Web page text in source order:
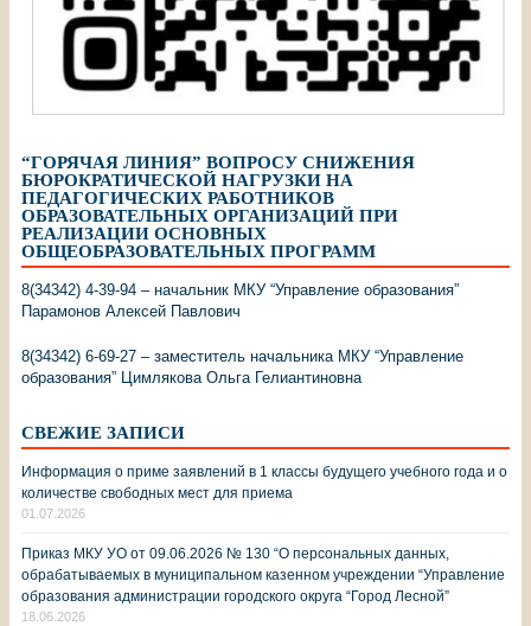
“ГОРЯЧАЯ ЛИНИЯ” ВОПРОСУ СНИЖЕНИЯ
БЮРОКРАТИЧЕСКОЙ НАГРУЗКИ НА
ПЕДАГОГИЧЕСКИХ РАБОТНИКОВ
ОБРАЗОВАТЕЛЬНЫХ ОРГАНИЗАЦИЙ ПРИ
РЕАЛИЗАЦИИ ОСНОВНЫХ
ОБЩЕОБРАЗОВАТЕЛЬНЫХ ПРОГРАММ
8(34342) 4-39-94 – начальник МКУ “Управление образования”
Парамонов Алексей Павлович
8(34342) 6-69-27 – заместитель начальника МКУ “Управление
образования” Цимлякова Ольга Гелиантиновна
СВЕЖИЕ ЗАПИСИ
Информация о приме заявлений в 1 классы будущего учебного года и о
количестве свободных мест для приема
01.07.2026
Приказ МКУ УО от 09.06.2026 № 130 “О персональных данных,
обрабатываемых в муниципальном казенном учреждении “Управление
образования администрации городского округа “Город Лесной”
18.06.2026